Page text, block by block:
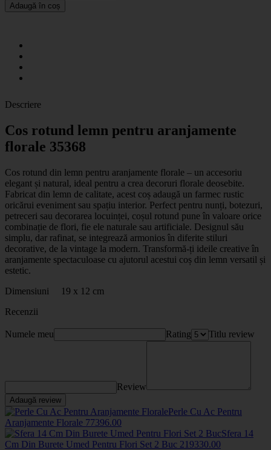
Adaugă în coș
Descriere
Cos rotund lemn pentru aranjamente
florale 35368
Cos rotund din lemn pentru aranjamente florale – un accesoriu
elegant și natural, ideal pentru a crea decoruri florale deosebite.
Fabricat din lemn de calitate, acest coș adaugă un farmec rustic
oricărui eveniment sau spațiu interior. Perfect pentru nunți, botezuri,
petreceri sau decorarea locuinței, coșul rotund pune în valoare orice
combinație de flori, fie ele naturale sau artificiale. Designul său
simplu, dar rafinat, se integrează armonios în diferite stiluri
decorative, de la vintage la modern. Transformă-ți ideile creative în
aranjamente spectaculoase cu ajutorul acestui coș din lemn versatil și
estetic.
Dimensiuni 19 x 12 cm
Recenzii
Numele meu Rating Titlu review
Review
Adaugă review
Perle Cu Ac Pentru
Aranjamente Florale 77396.00
Sfera 14
Cm Din Burete Umed Pentru Flori Set 2 Buc 219330.00